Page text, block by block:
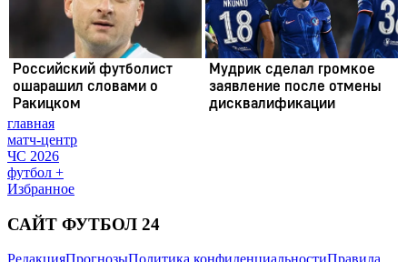
главная
матч-центр
ЧС 2026
футбол +
Избранное
САЙТ ФУТБОЛ 24